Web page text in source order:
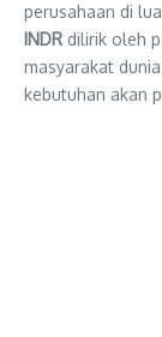
perusahaan di
INDR dilirik oleh
masyarakat
kebutuhan akan